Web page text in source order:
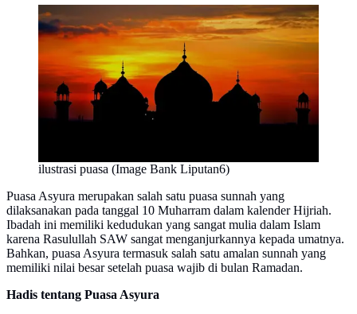
ilustrasi puasa (Image Bank Liputan6)
Puasa Asyura merupakan salah satu puasa sunnah yang
dilaksanakan pada tanggal 10 Muharram dalam kalender Hijriah.
Ibadah ini memiliki kedudukan yang sangat mulia dalam Islam
karena Rasulullah SAW sangat menganjurkannya kepada umatnya.
Bahkan, puasa Asyura termasuk salah satu amalan sunnah yang
memiliki nilai besar setelah puasa wajib di bulan Ramadan.
Hadis tentang Puasa Asyura